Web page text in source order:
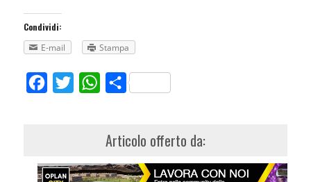
Condividi:
E-mail
Stampa
FacebookTwitterWhatsApp
Share
Articolo offerto da: